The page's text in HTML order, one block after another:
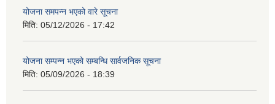
योजना समपन्न भएको वारे सूचना
मिति: 05/12/2026 - 17:42
योजना सम्पन्न भएको सम्बन्धि सार्वजनिक सूचना
मिति: 05/09/2026 - 18:39